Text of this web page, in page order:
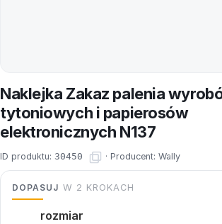
Naklejka Zakaz palenia
tytoniowych i papierosów
elektronicznych N137
ID produktu: 30450 · Producent: Wally
DOPASUJ W 2 KROKACH
rozmiar